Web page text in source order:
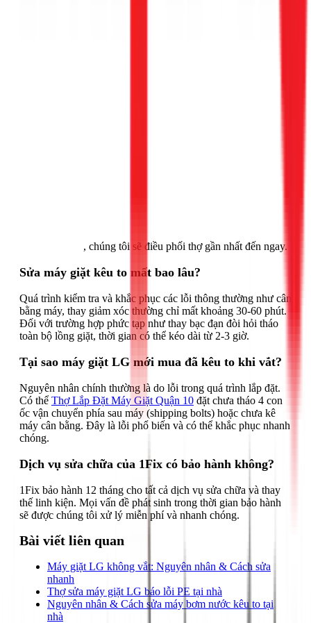
, chúng tôi sẽ điều phối thợ gần nhất đến ngay.
Sửa máy giặt kêu to mất bao lâu?
Quá trình kiểm tra và khắc phục các lỗi thông thường như cân
bằng máy, thay giảm xóc thường chỉ mất khoảng 30-60 phút.
Đối với trường hợp phức tạp như thay bạc đạn đòi hỏi tháo
toàn bộ lồng giặt, thời gian có thể kéo dài từ 2-3 giờ.
Tại sao máy giặt LG mới mua đã kêu to khi vắt?
Nguyên nhân chính thường là do lỗi trong quá trình lắp đặt.
Có thể Thợ Lắp Đặt Máy Giặt Quận 10 đặt chưa tháo 4 con
ốc vận chuyển phía sau máy (shipping bolts) hoặc chưa kê
máy cân bằng. Đây là lỗi phổ biến và có thể khắc phục nhanh
chóng.
Dịch vụ sửa chữa của 1Fix có bảo hành không?
1Fix bảo hành 12 tháng cho tất cả dịch vụ sửa chữa và thay
thế linh kiện. Mọi vấn đề phát sinh trong thời gian bảo hành
sẽ được chúng tôi xử lý miễn phí và nhanh chóng.
Bài viết liên quan
Máy giặt LG không vắt: Nguyên nhân & Cách sửa
nhanh
Thợ sửa máy giặt LG báo lỗi PE tại nhà
Nguyên nhân & Cách sửa máy bơm nước kêu to tại
nhà